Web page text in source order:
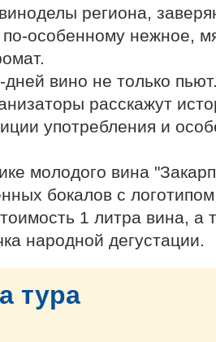
региона,
по-особенному нежное,
вино не только
расскажут
употребления и
молодого вина
бокалов с
1 литра вина, а
народной дегустации.
тура